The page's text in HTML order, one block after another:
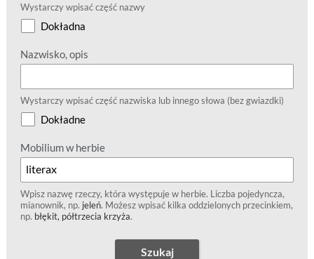
Wystarczy wpisać część nazwy
Dokładna
Nazwisko, opis
Wystarczy wpisać część nazwiska lub innego słowa (bez gwiazdki)
Dokładne
Mobilium w herbie
Wpisz nazwę rzeczy, która występuje w herbie. Liczba pojedyncza,
mianownik, np. jeleń. Możesz wpisać kilka oddzielonych przecinkiem,
np. błękit, półtrzecia krzyża.
Szukaj